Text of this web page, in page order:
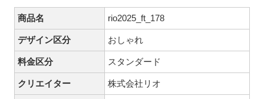
商品名 rio2025_ft_178
デザイン区分 おしゃれ
料金区分 スタンダード
クリエイター 株式会社リオ